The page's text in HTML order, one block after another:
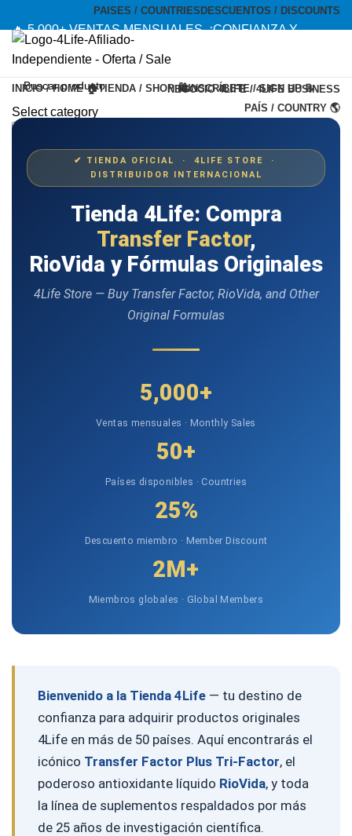
PAISES / COUNTRIES DESCUENTOS / DISCOUNTS
🔥 5,000+ VENTAS MENSUALES. ¡CONFIANZA Y
CALIDAD! --- 🔥 5,000+ MONTHLY SALES. TRUST AND
QUALITY!
NEGOCIO 4LIFE / 4LIFE BUSINESS
TIENDA OFICIAL / OFFICIAL STORE 🔒
Select category
Menu
INICIO / HOME 🏠TIENDA / SHOP 🛍️INSCRÍBETE / SIGN UP 📝
PAÍS / COUNTRY 🌎
✔ TIENDA OFICIAL · 4LIFE STORE ·
DISTRIBUIDOR INTERNACIONAL
Tienda 4Life: Compra
Transfer Factor,
RioVida y Fórmulas Originales
4Life Store — Buy Transfer Factor, RioVida, and Other
Original Formulas
5,000+
Ventas mensuales · Monthly Sales
50+
Países disponibles · Countries
25%
Descuento miembro · Member Discount
2M+
Miembros globales · Global Members
Bienvenido a la Tienda 4Life— tu destino de
confianza para adquirir productos originales
4Life en más de 50 países. Aquí encontrarás el
icónico Transfer Factor Plus Tri-Factor, el
poderoso antioxidante líquido RioVida, y toda
la línea de suplementos respaldados por más
de 25 años de investigación científica.